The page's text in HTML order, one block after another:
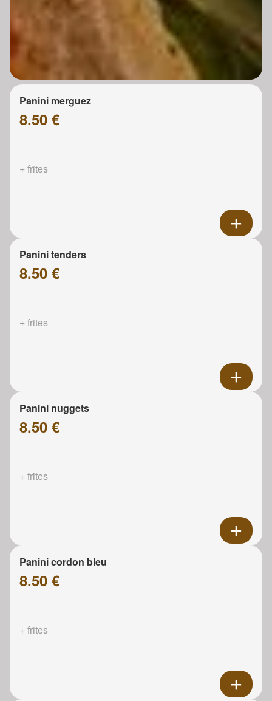
Panini merguez
8.50 €
+ frites
Panini tenders
8.50 €
+ frites
Panini nuggets
8.50 €
+ frites
Panini cordon bleu
8.50 €
+ frites